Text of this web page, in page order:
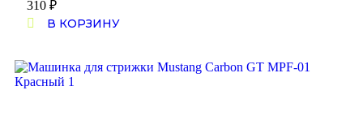
310 ₽
В КОРЗИНУ